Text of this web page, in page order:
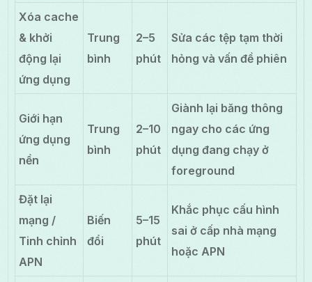
Xóa cache
& khởi
động lại
ứng dụng
Trung
bình
2–5
phút
Sửa các tệp tạm thời
hỏng và vấn đề phiên
Giới hạn
ứng dụng
nền
Trung
bình
2–10
phút
Giành lại băng thông
ngay cho các ứng
dụng đang chạy ở
foreground
Đặt lại
mạng /
Tinh chỉnh
APN
Biến
đổi
5–15
phút
Khắc phục cấu hình
sai ở cấp nhà mạng
hoặc APN